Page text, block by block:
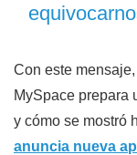
Con este
MySpace prepara
y cómo se mostró
anuncia nueva